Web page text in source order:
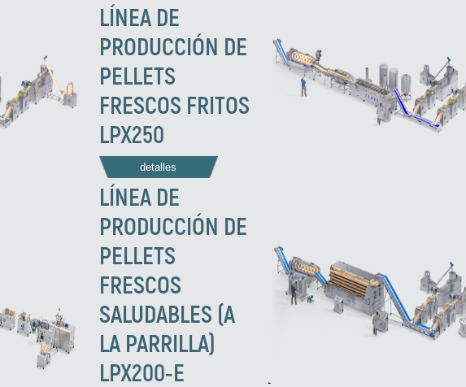
LÍNEA DE
PRODUCCIÓN DE
PELLETS
FRESCOS FRITOS
LPX250
detalles
LÍNEA DE
PRODUCCIÓN DE
PELLETS
FRESCOS
SALUDABLES (A
LA PARRILLA)
LPX200-E